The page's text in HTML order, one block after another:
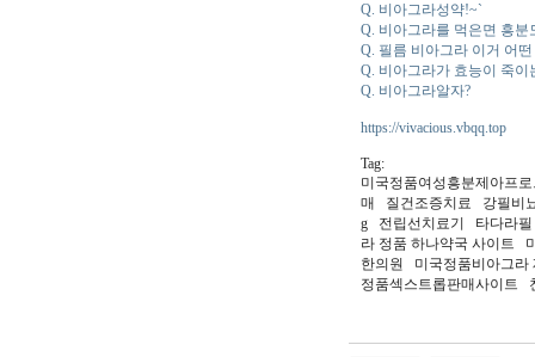
Q. 비아그라성약!~`
Q. 비아그라를 먹은면 흥분
Q. 필름 비아그라 이거 어
Q. 비아그라가 효능이 죽이
Q. 비아그라알자?
https://vivacious.vbqq.top
Tag:
미국정품여성흥분제아프
매 질건조증치료 강필비
g 전립선치료기 타다라필
라 정품 하나약국 사이트
한의원 미국정품비아그
정품섹스트롭판매사이트